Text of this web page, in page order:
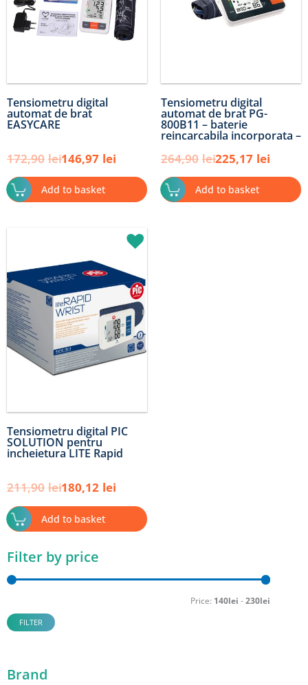
Filter by price
price
price
FILTER
Price: 140lei -230lei
Brand
Tensiometru digital
automat de brat
EASYCARE
172,90 lei146,97 lei
Add to basket
Tensiometru digital
automat de brat PG-
800B11 – baterie
reincarcabila incorporata –
264,90 lei225,17 lei
Add to basket
Tensiometru digital PIC
SOLUTION pentru
incheietura LITE Rapid
211,90 lei
was:
211,90lei.
180,12 lei
Current
price
is:
180,12lei.
Add to basket